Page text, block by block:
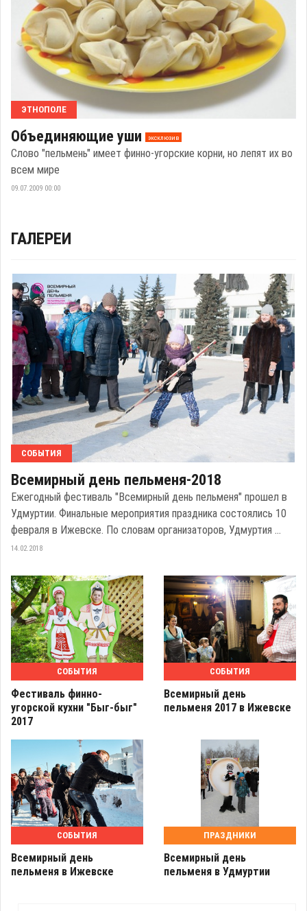
ЭТНОПОЛЕ
Объединяющие уши эксклюзив
Слово "пельмень" имеет финно-угорские корни, но лепят их во
всем мире
09.07.2009 00:00
ГАЛЕРЕИ
СОБЫТИЯ
Всемирный день пельменя-2018
Ежегодный фестиваль "Всемирный день пельменя" прошел в
Удмуртии. Финальные мероприятия праздника состоялись 10
февраля в Ижевске. По словам организаторов, Удмуртия ...
14.02.2018
СОБЫТИЯ
Фестиваль финно-
угорской кухни "Быг-быг"
2017
СОБЫТИЯ
Всемирный день
пельменя 2017 в Ижевске
СОБЫТИЯ
Всемирный день
пельменя в Ижевске
ПРАЗДНИКИ
Всемирный день
пельменя в Удмуртии